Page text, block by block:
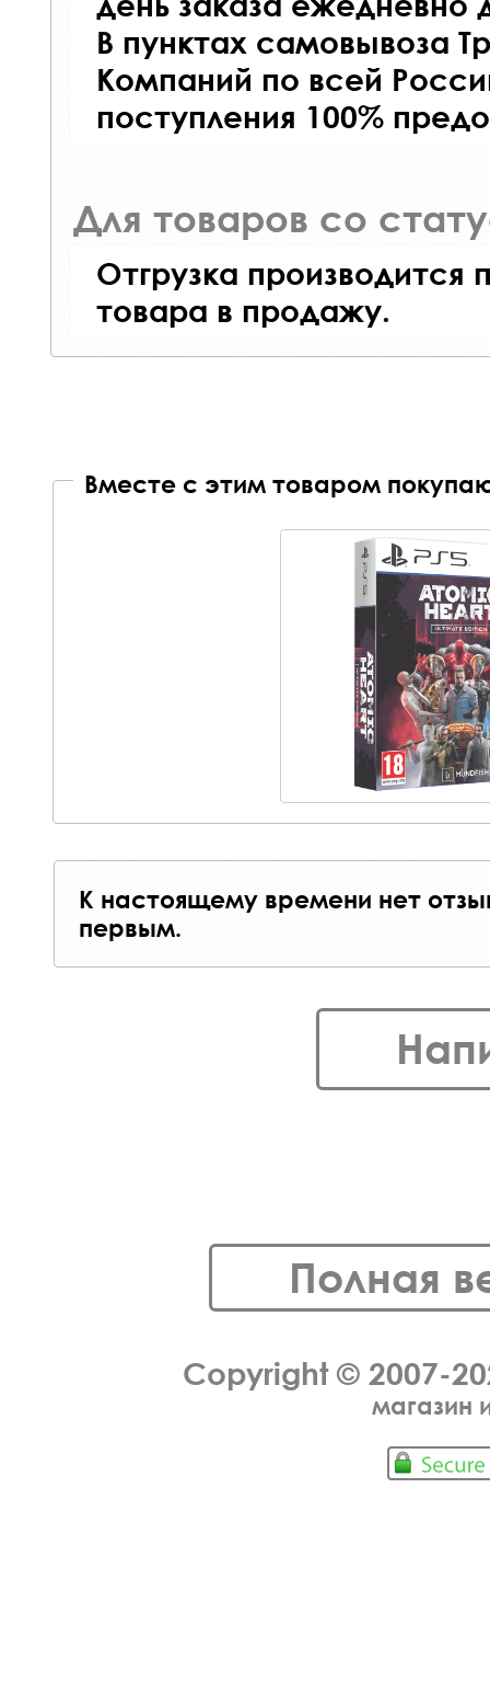
В пунктах самовывоза
Компаний по всей
поступления 100%
Для товаров со
Отгрузка производится
товара в продажу.
Вместе с этим товаром
К настоящему времени нет
первым.
Полная
Copyright © 2007-
магазин